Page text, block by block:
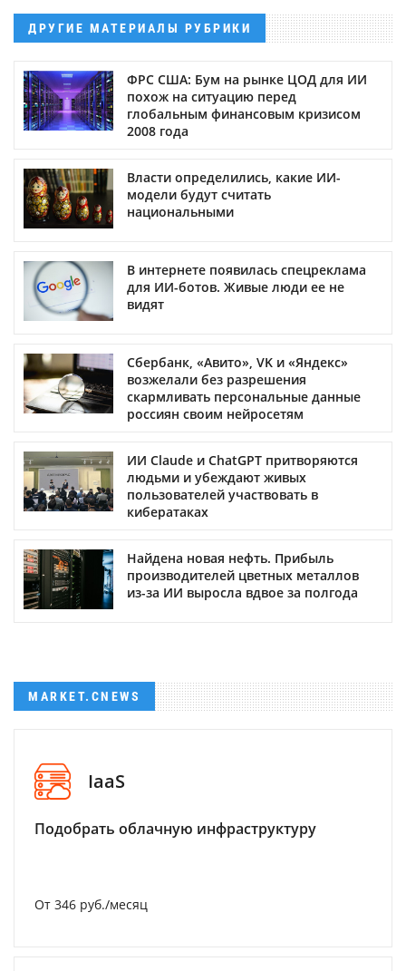
ДРУГИЕ МАТЕРИАЛЫ РУБРИКИ
ФРС США: Бум на рынке ЦОД для ИИ
похож на ситуацию перед
глобальным финансовым кризисом
2008 года
Власти определились, какие ИИ-
модели будут считать
национальными
В интернете появилась спецреклама
для ИИ-ботов. Живые люди ее не
видят
Сбербанк, «Авито», VK и «Яндекс»
возжелали без разрешения
скармливать персональные данные
россиян своим нейросетям
ИИ Claude и ChatGPT притворяются
людьми и убеждают живых
пользователей участвовать в
кибератаках
Найдена новая нефть. Прибыль
производителей цветных металлов
из-за ИИ выросла вдвое за полгода
MARKET.CNEWS
IaaS
Подобрать облачную инфраструктуру
От 346 руб./месяц